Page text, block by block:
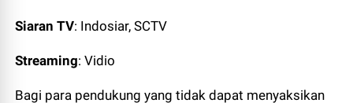
Siaran TV: Indosiar, SCTV
Streaming: Vidio
Bagi para pendukung yang tidak dapat menyaksikan